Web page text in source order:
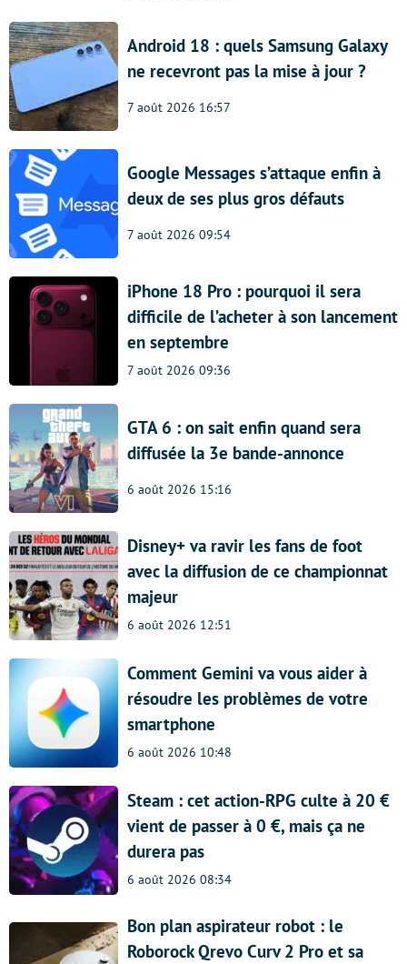
Android 18 : quels Samsung Galaxy
ne recevront pas la mise à jour ?
7 août 2026 16:57
Google Messages s’attaque enfin à
deux de ses plus gros défauts
7 août 2026 09:54
iPhone 18 Pro : pourquoi il sera
difficile de l’acheter à son lancement
en septembre
7 août 2026 09:36
GTA 6 : on sait enfin quand sera
diffusée la 3e bande-annonce
6 août 2026 15:16
Disney+ va ravir les fans de foot
avec la diffusion de ce championnat
majeur
6 août 2026 12:51
Comment Gemini va vous aider à
résoudre les problèmes de votre
smartphone
6 août 2026 10:48
Steam : cet action-RPG culte à 20 €
vient de passer à 0 €, mais ça ne
durera pas
6 août 2026 08:34
Bon plan aspirateur robot : le
Roborock Qrevo Curv 2 Pro et sa